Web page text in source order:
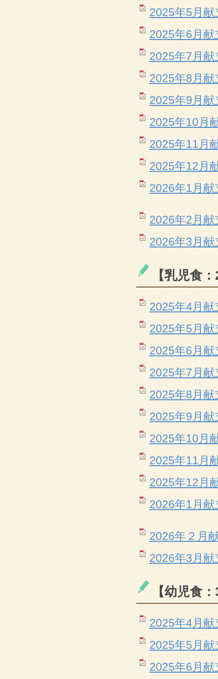
2025年5月
2025年6月
2025年7月
2025年8月
2025年9月
2025年10月
2025年11月
2025年12月
2026年1月
2026年2月
2026年3月
【乳児食
2025年4月献
2025年5月
2025年6月
2025年7月献
2025年8月
2025年9月献
2025年10月
2025年11月
2025年12月
2026年1月献
2026年２月
2026年3月献
【幼児食
2025年4月献
2025年5月
2025年6月